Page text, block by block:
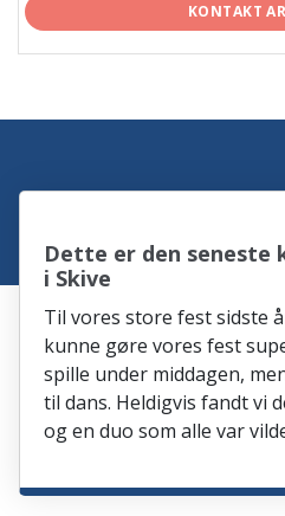
KONTAKT
Dette er den seneste
i Skive
Til vores store fest sidste
kunne gøre vores fest
spille under middagen,
til dans. Heldigvis fandt vi
og en duo som alle var